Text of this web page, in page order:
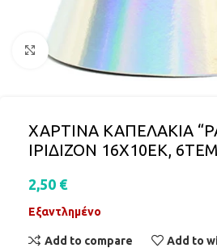
Click to enlarge
ΧΑΡΤΙΝΑ ΚΑΠΕΛΑΚΙΑ
ΙΡΙΔΙΖΟΝ 16X10ΕΚ, 6ΤΕΜ
2,50 €
Εξαντλημένο
Add to compare Add to